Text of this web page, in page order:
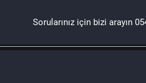
Sorularınız için bizi arayın